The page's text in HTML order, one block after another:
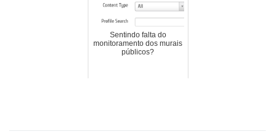
Sentindo falta do
monitoramento dos murais
públicos?